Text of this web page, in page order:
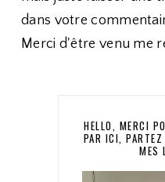
dans votre
Merci d'être venu me
HELLO, MERCI
PAR ICI, PARTEZ
MES